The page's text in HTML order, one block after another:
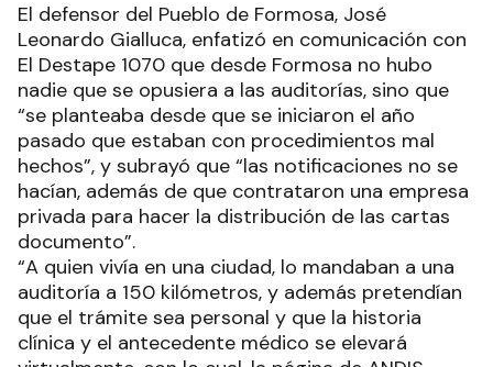
El defensor del Pueblo de Formosa, José
Leonardo Gialluca, enfatizó en comunicación con
El Destape 1070 que desde Formosa no hubo
nadie que se opusiera a las auditorías, sino que
“se planteaba desde que se iniciaron el año
pasado que estaban con procedimientos mal
hechos”, y subrayó que “las notificaciones no se
hacían, además de que contrataron una empresa
privada para hacer la distribución de las cartas
documento”.
“A quien vivía en una ciudad, lo mandaban a una
auditoría a 150 kilómetros, y además pretendían
que el trámite sea personal y que la historia
clínica y el antecedente médico se elevará